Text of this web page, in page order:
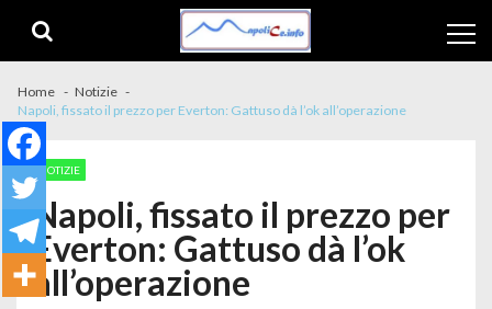
Home
Notizie
Napoli, fissato il prezzo per Everton: Gattuso dà l’ok all’operazione
NOTIZIE
Napoli, fissato il prezzo per
Everton: Gattuso dà l’ok
all’operazione